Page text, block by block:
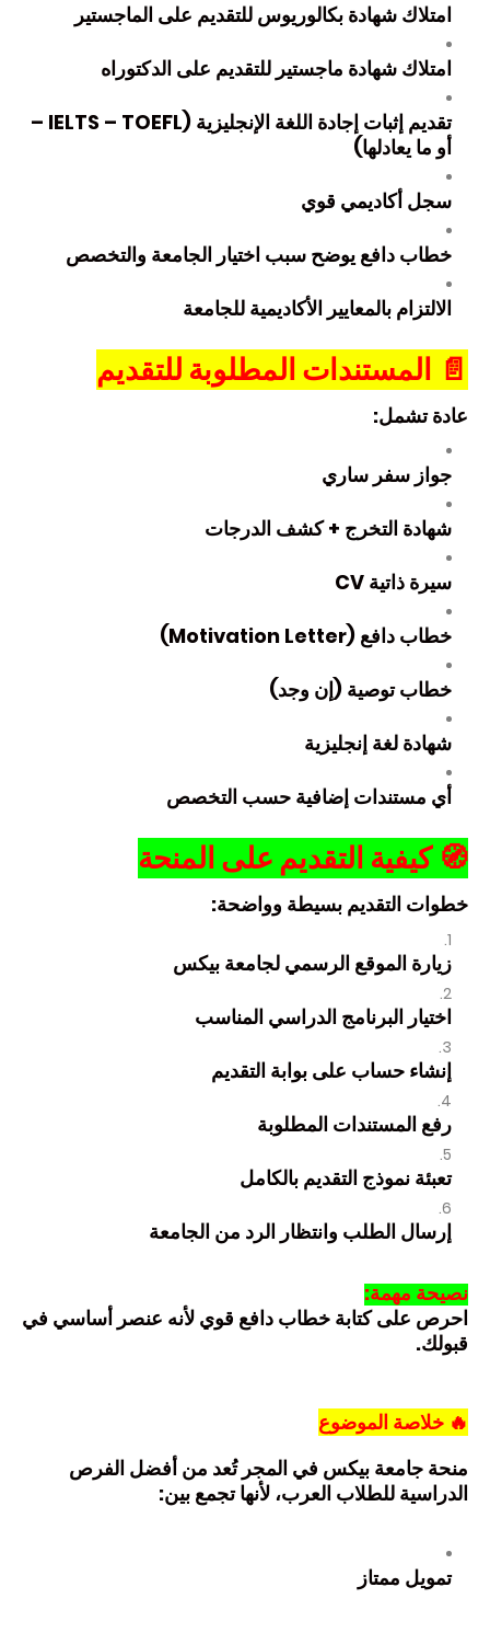
امتلاك شهادة بكالوريوس للتقديم على الماجستير
امتلاك شهادة ماجستير للتقديم على الدكتوراه
تقديم إثبات إجادة اللغة الإنجليزية (IELTS – TOEFL –
أو ما يعادلها)
سجل أكاديمي قوي
خطاب دافع يوضح سبب اختيار الجامعة والتخصص
الالتزام بالمعايير الأكاديمية للجامعة
📄 المستندات المطلوبة للتقديم
عادة تشمل:
جواز سفر ساري
شهادة التخرج + كشف الدرجات
سيرة ذاتية CV
خطاب دافع (Motivation Letter)
خطاب توصية (إن وجد)
شهادة لغة إنجليزية
أي مستندات إضافية حسب التخصص
🧭كيفية التقديم على المنحة
خطوات التقديم بسيطة وواضحة:
زيارة الموقع الرسمي لجامعة بيكس
اختيار البرنامج الدراسي المناسب
إنشاء حساب على بوابة التقديم
رفع المستندات المطلوبة
تعبئة نموذج التقديم بالكامل
إرسال الطلب وانتظار الرد من الجامعة
نصيحة مهمة:
احرص على كتابة خطاب دافع قوي لأنه عنصر أساسي في
قبولك.
🔥 خلاصة الموضوع
منحة جامعة بيكس في المجر تُعد من أفضل الفرص
الدراسية للطلاب العرب، لأنها تجمع بين:
تمويل ممتاز